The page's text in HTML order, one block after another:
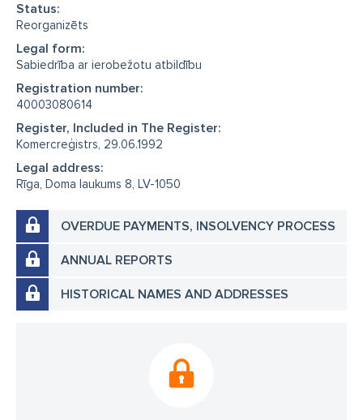
Status:
Reorganizēts
Legal form:
Sabiedrība ar ierobežotu atbildību
Registration number:
40003080614
Register, Included in The Register:
Komercreģistrs, 29.06.1992
Legal address:
Rīga, Doma laukums 8, LV-1050
OVERDUE PAYMENTS, INSOLVENCY PROCESS
ANNUAL REPORTS
HISTORICAL NAMES AND ADDRESSES